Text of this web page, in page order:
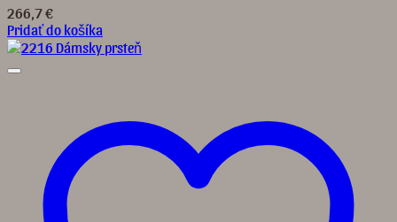
266,7€
Pridať do košíka